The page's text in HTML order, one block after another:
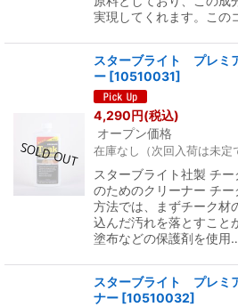
実現してくれます。この
スターブライト プレミ
ー [10510031]
4,290円(税込)
オープン価格
在庫なし（次回入荷は未定
スターブライト社製 チ
のためのクリーナー チ
方法では、まずチーク材
込んだ汚れを落とすこと
塗布などの保護剤を使用
スターブライト プレミ
ナー [10510032]